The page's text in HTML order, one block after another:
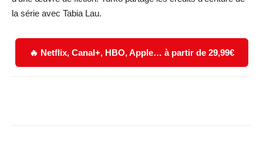
la série avec Tabia Lau.
🔥 Netflix, Canal+, HBO, Apple… à partir de 29,99€